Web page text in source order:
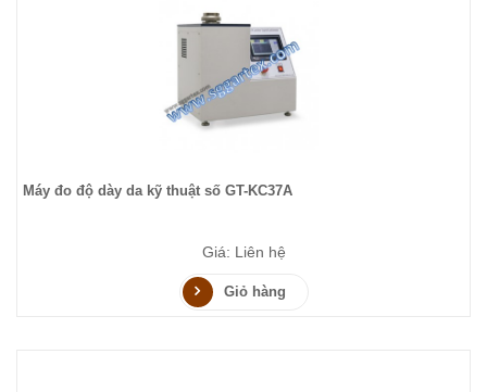
Máy đo độ dày da kỹ thuật số GT-KC37A
Giá: Liên hệ
Giỏ hàng